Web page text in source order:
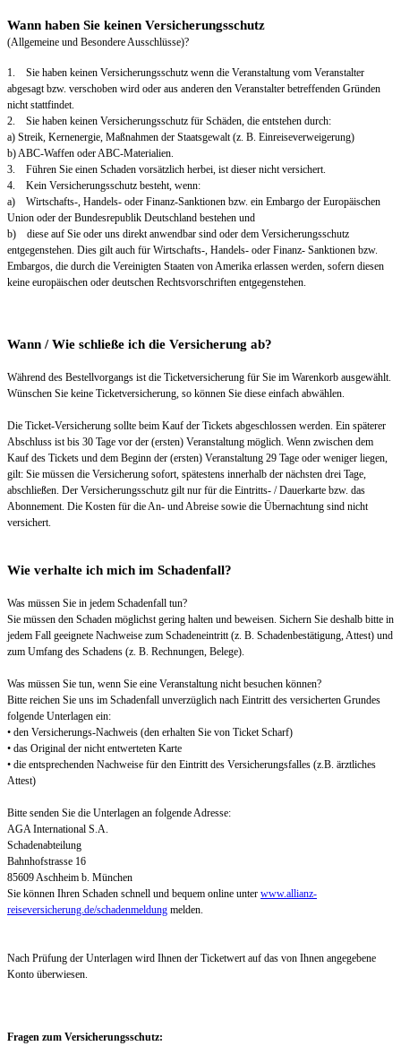
Wann haben Sie keinen Versicherungsschutz
(Allgemeine und Besondere Ausschlüsse)?
1. Sie haben keinen Versicherungsschutz wenn die Veranstaltung vom Veranstalter
abgesagt bzw. verschoben wird oder aus anderen den Veranstalter betreffenden Gründen
nicht stattfindet.
2. Sie haben keinen Versicherungsschutz für Schäden, die entstehen durch:
a) Streik, Kernenergie, Maßnahmen der Staatsgewalt (z. B. Einreiseverweigerung)
b) ABC-Waffen oder ABC-Materialien.
3. Führen Sie einen Schaden vorsätzlich herbei, ist dieser nicht versichert.
4. Kein Versicherungsschutz besteht, wenn:
a) Wirtschafts-, Handels- oder Finanz-Sanktionen bzw. ein Embargo der Europäischen
Union oder der Bundesrepublik Deutschland bestehen und
b) diese auf Sie oder uns direkt anwendbar sind oder dem Versicherungsschutz
entgegenstehen. Dies gilt auch für Wirtschafts-, Handels- oder Finanz- Sanktionen bzw.
Embargos, die durch die Vereinigten Staaten von Amerika erlassen werden, sofern diesen
keine europäischen oder deutschen Rechtsvorschriften entgegenstehen.
Wann / Wie schließe ich die Versicherung ab?
Während des Bestellvorgangs ist die Ticketversicherung für Sie im Warenkorb ausgewählt.
Wünschen Sie keine Ticketversicherung, so können Sie diese einfach abwählen.
Die Ticket-Versicherung sollte beim Kauf der Tickets abgeschlossen werden. Ein späterer
Abschluss ist bis 30 Tage vor der (ersten) Veranstaltung möglich. Wenn zwischen dem
Kauf des Tickets und dem Beginn der (ersten) Veranstaltung 29 Tage oder weniger liegen,
gilt: Sie müssen die Versicherung sofort, spätestens innerhalb der nächsten drei Tage,
abschließen. Der Versicherungsschutz gilt nur für die Eintritts- / Dauerkarte bzw. das
Abonnement. Die Kosten für die An- und Abreise sowie die Übernachtung sind nicht
versichert.
Wie verhalte ich mich im Schadenfall?
Was müssen Sie in jedem Schadenfall tun?
Sie müssen den Schaden möglichst gering halten und beweisen. Sichern Sie deshalb bitte in
jedem Fall geeignete Nachweise zum Schadeneintritt (z. B. Schadenbestätigung, Attest) und
zum Umfang des Schadens (z. B. Rechnungen, Belege).
Was müssen Sie tun, wenn Sie eine Veranstaltung nicht besuchen können?
Bitte reichen Sie uns im Schadenfall unverzüglich nach Eintritt des versicherten Grundes
folgende Unterlagen ein:
• den Versicherungs-Nachweis (den erhalten Sie von Ticket Scharf)
• das Original der nicht entwerteten Karte
• die entsprechenden Nachweise für den Eintritt des Versicherungsfalles (z.B. ärztliches
Attest)
Bitte senden Sie die Unterlagen an folgende Adresse:
AGA International S.A.
Schadenabteilung
Bahnhofstrasse 16
85609 Aschheim b. München
Sie können Ihren Schaden schnell und bequem online unter www.allianz-
reiseversicherung.de/schadenmeldung melden.
Nach Prüfung der Unterlagen wird Ihnen der Ticketwert auf das von Ihnen angegebene
Konto überwiesen.
Fragen zum Versicherungsschutz: